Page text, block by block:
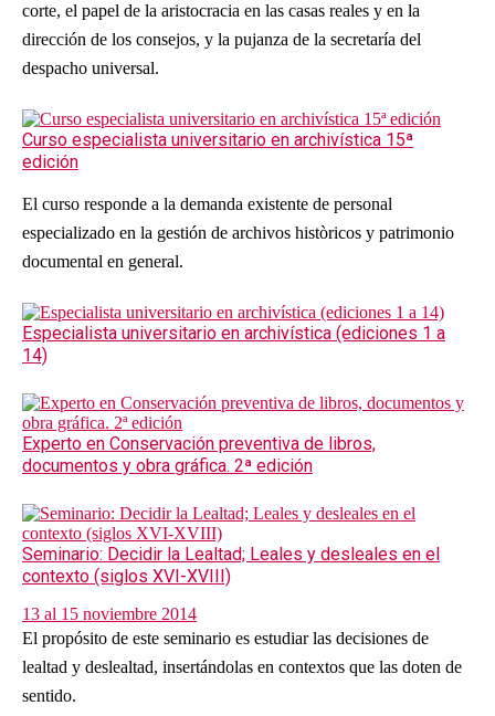
corte, el papel de la aristocracia en las casas reales y en la
dirección de los consejos, y la pujanza de la secretaría del
despacho universal.
Curso especialista universitario en archivística 15ª
edición
El curso responde a la demanda existente de personal
especializado en la gestión de archivos històricos y patrimonio
documental en general.
Especialista universitario en archivística (ediciones 1 a
14)
Experto en Conservación preventiva de libros,
documentos y obra gráfica. 2ª edición
Seminario: Decidir la Lealtad; Leales y desleales en el
contexto (siglos XVI-XVIII)
13 al 15 noviembre 2014
El propósito de este seminario es estudiar las decisiones de
lealtad y deslealtad, insertándolas en contextos que las doten de
sentido.